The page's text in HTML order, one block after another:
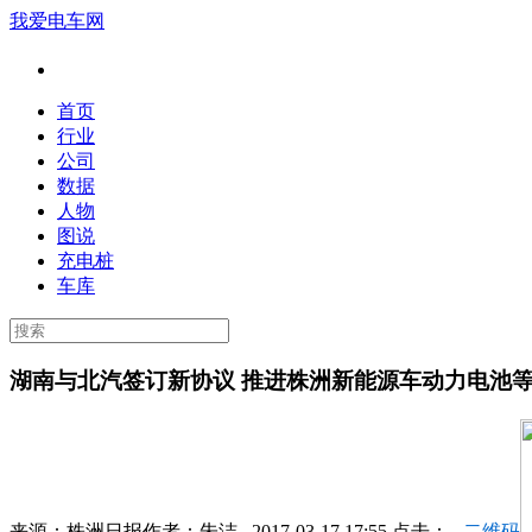
我爱电车网
首页
行业
公司
数据
人物
图说
充电桩
车库
湖南与北汽签订新协议 推进株洲新能源车动力电池